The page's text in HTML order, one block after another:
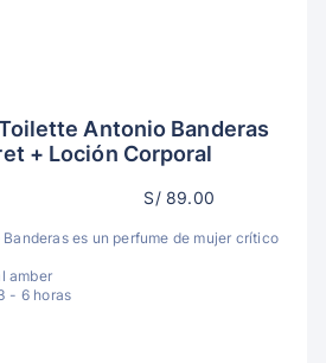
Antonio Banderas
+ Loción Corporal
S/ 89.00
es un perfume de mujer crítico
amber
- 6 horas